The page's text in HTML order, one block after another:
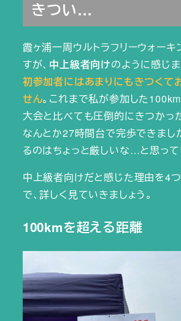
きつい…
霞ヶ浦一周ウルトラフリーウォーキ
すが、 中上級者向けのように感じ
初参加者にはあまりにもきつくて
せん。これまで私が参加した
大会と比べても圧倒的にきつかっ
なんとか27時間台で完歩できまし
るのはちょっと厳しいな…と思って
中上級者向けだと感じた理由を4
で、詳しく見ていきましょう。
100kmを超える距離